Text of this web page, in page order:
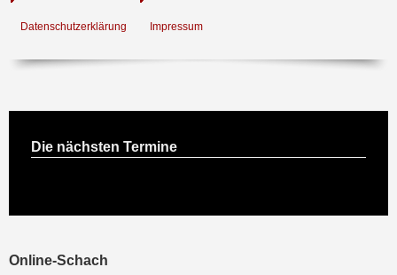
Datenschutzerklärung Impressum
Die nächsten Termine
Online-Schach